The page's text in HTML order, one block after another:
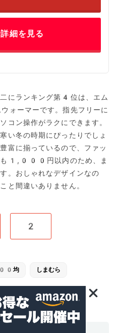
細を見る
にランキング第4位は、エム
ォーマーです。指先フリーに
コン操作がラクにできます。
い冬の時期にぴったりでしょ
富に揃っているので、ファッ
も1,000円以内のため、ま
。おしゃれなデザインなの
と間違いありません。
2
均 しまむら